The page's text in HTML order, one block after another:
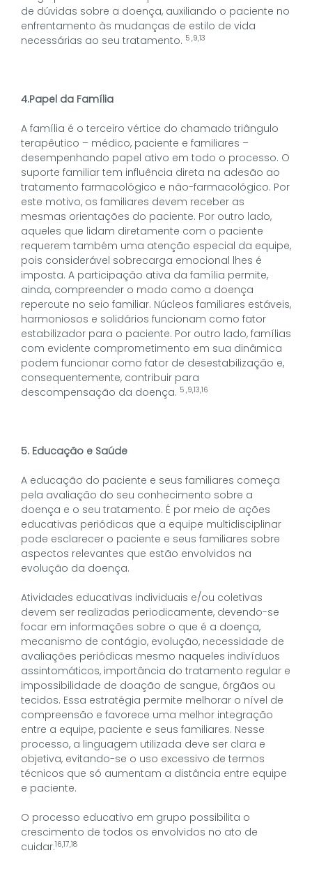
de dúvidas sobre a doença, auxiliando o paciente no
enfrentamento às mudanças de estilo de vida
necessárias ao seu tratamento. 5 ,9,13
4.Papel da Família
A família é o terceiro vértice do chamado triângulo
terapêutico – médico, paciente e familiares –
desempenhando papel ativo em todo o processo. O
suporte familiar tem influência direta na adesão ao
tratamento farmacológico e não-farmacológico. Por
este motivo, os familiares devem receber as
mesmas orientações do paciente. Por outro lado,
aqueles que lidam diretamente com o paciente
requerem também uma atenção especial da equipe,
pois considerável sobrecarga emocional lhes é
imposta. A participação ativa da família permite,
ainda, compreender o modo como a doença
repercute no seio familiar. Núcleos familiares estáveis,
harmoniosos e solidários funcionam como fator
estabilizador para o paciente. Por outro lado, famílias
com evidente comprometimento em sua dinâmica
podem funcionar como fator de desestabilização e,
consequentemente, contribuir para
descompensação da doença. 5 ,9,13,16
5. Educação e Saúde
A educação do paciente e seus familiares começa
pela avaliação do seu conhecimento sobre a
doença e o seu tratamento. É por meio de ações
educativas periódicas que a equipe multidisciplinar
pode esclarecer o paciente e seus familiares sobre
aspectos relevantes que estão envolvidos na
evolução da doença.
Atividades educativas individuais e/ou coletivas
devem ser realizadas periodicamente, devendo-se
focar em informações sobre o que é a doença,
mecanismo de contágio, evolução, necessidade de
avaliações periódicas mesmo naqueles indivíduos
assintomáticos, importância do tratamento regular e
impossibilidade de doação de sangue, órgãos ou
tecidos. Essa estratégia permite melhorar o nível de
compreensão e favorece uma melhor integração
entre a equipe, paciente e seus familiares. Nesse
processo, a linguagem utilizada deve ser clara e
objetiva, evitando-se o uso excessivo de termos
técnicos que só aumentam a distância entre equipe
e paciente.
O processo educativo em grupo possibilita o
crescimento de todos os envolvidos no ato de
cuidar.16,17,18